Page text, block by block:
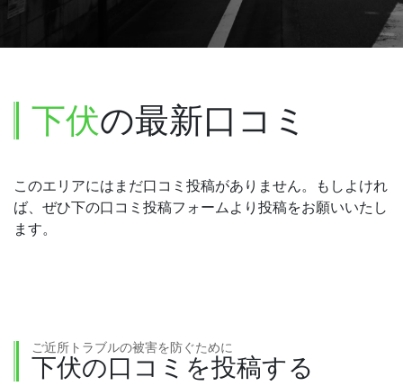
下伏の最新口コミ
このエリアにはまだ口コミ投稿がありません。もしよけれ
ば、ぜひ下の口コミ投稿フォームより投稿をお願いいたし
ます。
ご近所トラブルの被害を防ぐために
下伏の口コミを投稿する